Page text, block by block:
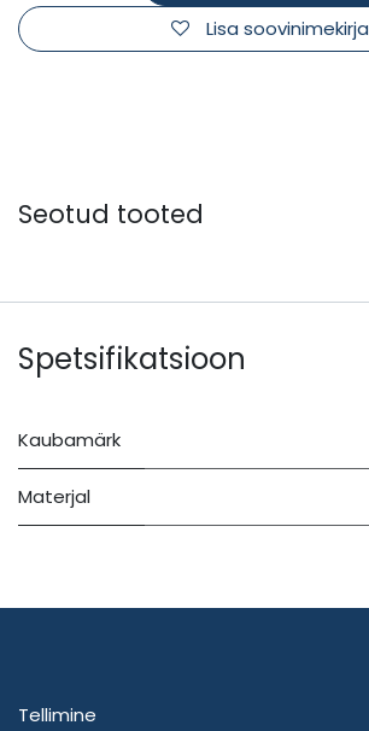
Lisa soovinimekirja
Seotud tooted
Spetsifikatsioon
Kaubamärk
Materjal
Tellimine